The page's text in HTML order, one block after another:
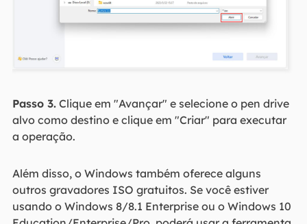
Passo 3.Clique em "Avançar" e selecione o pen drive
alvo como destino e clique em "Criar" para executar
a operação.
Além disso, o Windows também oferece alguns
outros gravadores ISO gratuitos. Se você estiver
usando o Windows 8/8.1 Enterprise ou o Windows 10